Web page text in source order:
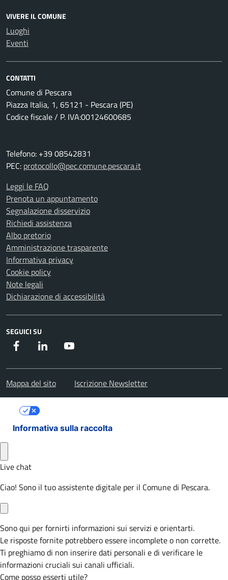
VIVERE IL COMUNE
Luoghi
Eventi
CONTATTI
Comune di Pescara
Piazza Italia, 1, 65121 - Pescara (PE)
Codice fiscale / P. IVA:00124600685
Telefono: +39 08542831
PEC: protocollo@pec.comune.pescara.it
Leggi le FAQ
Prenota un appuntamento
Segnalazione disservizio
Richiedi assistenza
Albo pretorio
Amministrazione trasparente
Informativa privacy
Cookie policy
Note legali
Dichiarazione di accessibilità
SEGUICI SU
Facebook Instagram
Mappa del sito Iscrizione Newsletter
Informativa sulla raccolta
Le tue preferenze relative alla privacy